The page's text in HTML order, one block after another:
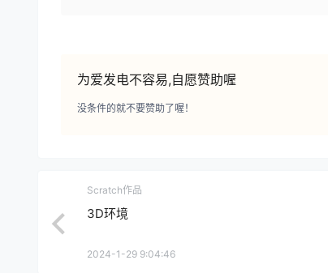
为爱发电不容易,自愿赞助喔
没条件的就不要赞助了喔！
Scratch作品
3D环境
2024-1-29 9:04:46